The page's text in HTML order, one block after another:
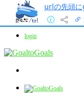
urlの先頭に